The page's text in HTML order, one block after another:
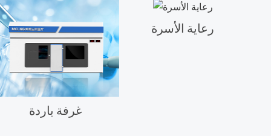
غرفة باردة
رعاية الأسرة